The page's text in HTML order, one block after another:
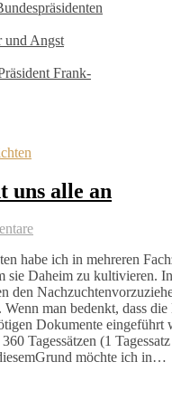
und Angst
Frank-
uns alle an
habe ich in mehreren
sie Daheim zu kultivieren.
den
Wenn man bedenkt, dass
Dokumente
Tagessätzen (1
möchte ich in…